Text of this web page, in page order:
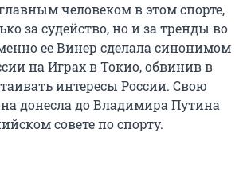
человеком в этом спорте,
за судейство, но и за тренды во
ее Винер сделала синонимом
на Играх в Токио, обвинив в
интересы России. Свою
донесла до Владимира Путина
совете по спорту.